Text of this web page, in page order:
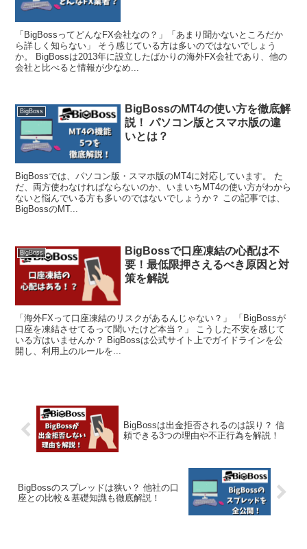
「BigBossってどんなFX会社なの？」「あまり聞かないところだか
ら詳しく知らない」 そう感じている方は多いのではないでしょう
か。 BigBossは2013年に設立したばかりの海外FX会社であり、他の
会社と比べると情報が少なめ...
BigBoss
BigBossのMT4の使い方を徹底解
説！ パソコン版とスマホ版の違
いとは？
BigBossでは、パソコン版・スマホ版のMT4に対応しています。 た
だ、両方使わなければならないのか、いまいちMT4の使い方がわから
ないと悩んでいる方も多いのではないでしょうか？ この記事では、
BigBossのMT...
BigBoss
BigBossで口座凍結の心配は不
要！最低限押さえるべき原因と対
策を解説
「海外FXって口座凍結のリスクがあるんじゃない？」 「BigBossが
口座を凍結させてるって聞いたけど本当？」 こうした不安を感じて
いる方はいませんか？ BigBossは公式サイト上でガイドラインを公
開し、利用上のルールを...
BigBossは出金拒否されるのは誤り？ 信
頼できる3つの理由や不正行為を解説！
BigBossのスプレッドは狭い？ 他社の口
座との比較＆基礎知識も徹底解説！